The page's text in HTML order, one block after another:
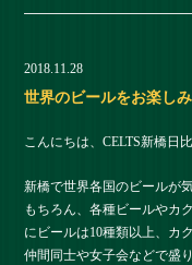
2018.11.28
世界のビールをお楽し
こんにちは、CELTS新橋日
新橋で世界各国のビールが
もちろん、各種ビールやカ
にビールは10種類以上、カ
仲間同士や女子会などで盛